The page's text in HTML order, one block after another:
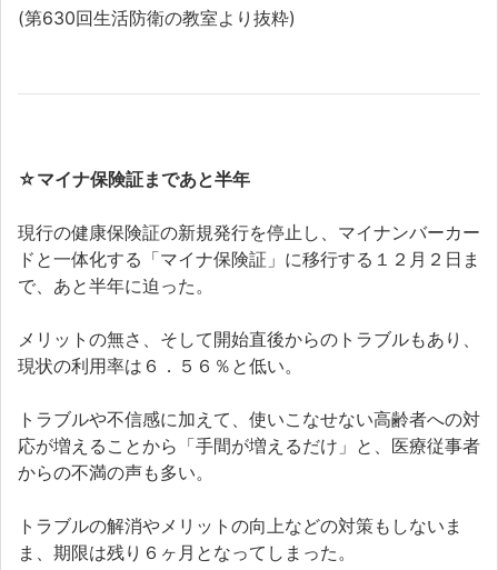
(第630回生活防衛の教室より抜粋)
☆マイナ保険証まであと半年
現行の健康保険証の新規発行を停止し、マイナンバーカー
ドと一体化する「マイナ保険証」に移行する１２月２日ま
で、あと半年に迫った。
メリットの無さ、そして開始直後からのトラブルもあり、
現状の利用率は６．５６％と低い。
トラブルや不信感に加えて、使いこなせない高齢者への対
応が増えることから「手間が増えるだけ」と、医療従事者
からの不満の声も多い。
トラブルの解消やメリットの向上などの対策もしないま
ま、期限は残り６ヶ月となってしまった。